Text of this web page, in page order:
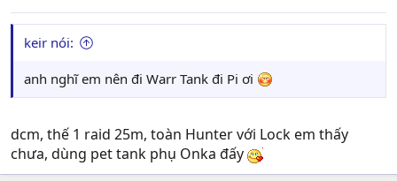
keir nói:
anh nghĩ em nên đi Warr Tank đi Pi ơi
dcm, thế 1 raid 25m, toàn Hunter với Lock em thấy
chưa, dùng pet tank phụ Onka đấy